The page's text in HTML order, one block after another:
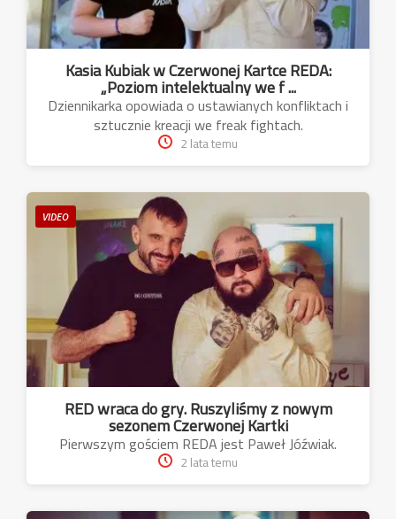
Kasia Kubiak w Czerwonej Kartce REDA:
„Poziom intelektualny we f ...
Dziennikarka opowiada o ustawianych konfliktach i
sztucznie kreacji we freak fightach.
2 lata temu
VIDEO
RED wraca do gry. Ruszyliśmy z nowym
sezonem Czerwonej Kartki
Pierwszym gościem REDA jest Paweł Jóźwiak.
2 lata temu